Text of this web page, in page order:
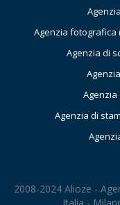
Agenzia fotografica
Agenzia di
Agenzia di
2008-2024 Alioze -